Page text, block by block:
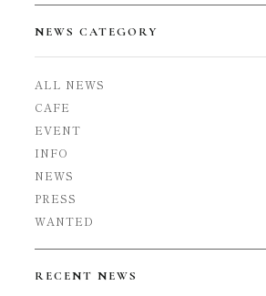
NEWS CATEGORY
ALL NEWS
CAFE
EVENT
INFO
NEWS
PRESS
WANTED
RECENT NEWS
定休日:無し (冬季休業を除く)